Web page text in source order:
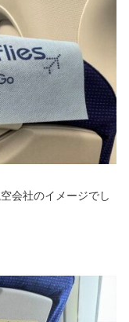
会社のイメージでし